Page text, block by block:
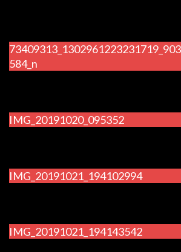
584_n
IMG_20191020_095352
IMG_20191021_194102994
IMG_20191021_194143542